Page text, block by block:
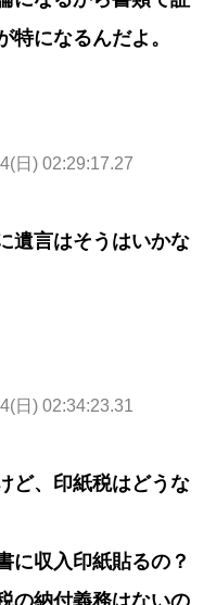
特になるんだよ。
日) 02:29:17.27
遺言はそうはいかな
日) 02:34:23.31
ど、印紙税はどうな
に収入印紙貼るの？